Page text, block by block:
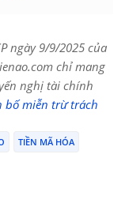
ngày 9/9/2025 của
chỉ mang
nghị tài chính
bố miễn trừ trách
TIỀN MÃ HÓA